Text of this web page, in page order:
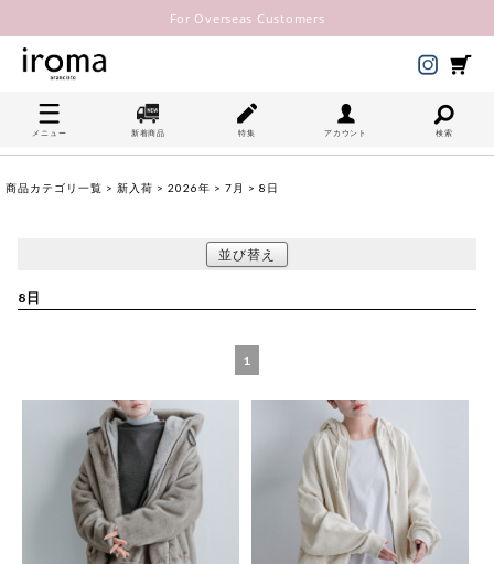
For Overseas Customers
メニュー 新着商品 特集 アカウント 検索
商品カテゴリ一覧 > 新入荷 > 2026年 > 7月 > 8日
並び替え
8日
1